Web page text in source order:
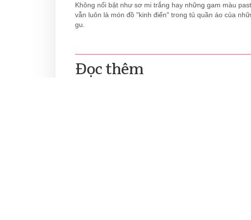
Không nổi bật như sơ mi trắng hay những gam màu
vẫn luôn là món đồ "kinh điển" trong tủ quần áo của
gu.
Đọc thêm